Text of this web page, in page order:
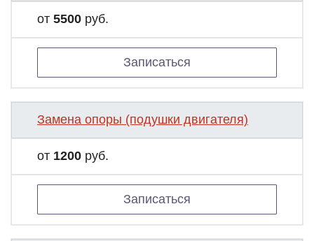
от 5500 руб.
Записаться
Замена опоры (подушки двигателя)
от 1200 руб.
Записаться